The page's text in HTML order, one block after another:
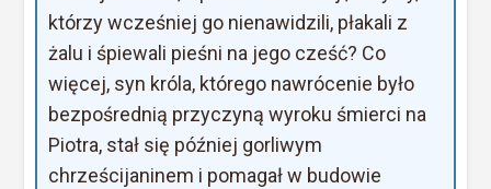
którzy wcześniej go nienawidzili, płakali z
żalu i śpiewali pieśni na jego cześć? Co
więcej, syn króla, którego nawrócenie było
bezpośrednią przyczyną wyroku śmierci na
Piotra, stał się później gorliwym
chrześcijaninem i pomagał w budowie